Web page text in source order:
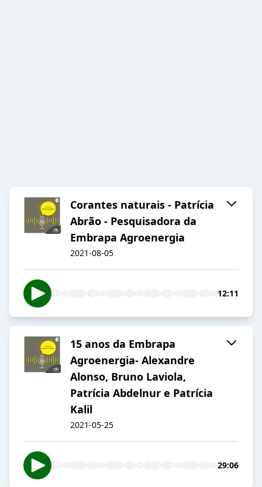
Corantes naturais - Patrícia
Abrão - Pesquisadora da
Embrapa Agroenergia
2021-08-05
12:11
15 anos da Embrapa
Agroenergia- Alexandre
Alonso, Bruno Laviola,
Patrícia Abdelnur e Patrícia
Kalil
2021-05-25
29:06